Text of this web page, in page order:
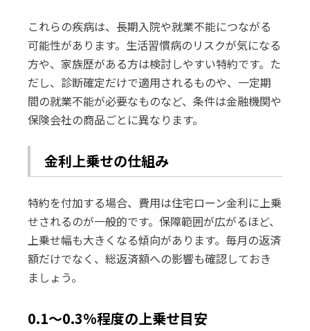
これらの疾病は、長期入院や就業不能につながる
可能性があります。生活習慣病のリスクが気になる
方や、家族歴がある方は検討しやすい特約です。た
だし、診断確定だけで適用されるものや、一定期
間の就業不能が必要なものなど、条件は金融機関や
保険会社の商品ごとに異なります。
金利上乗せの仕組み
特約を付加する場合、費用は住宅ローン金利に上乗
せされるのが一般的です。保障範囲が広がるほど、
上乗せ幅も大きくなる傾向があります。毎月の返済
額だけでなく、総返済額への影響も確認しておき
ましょう。
0.1〜0.3%程度の上乗せ目安